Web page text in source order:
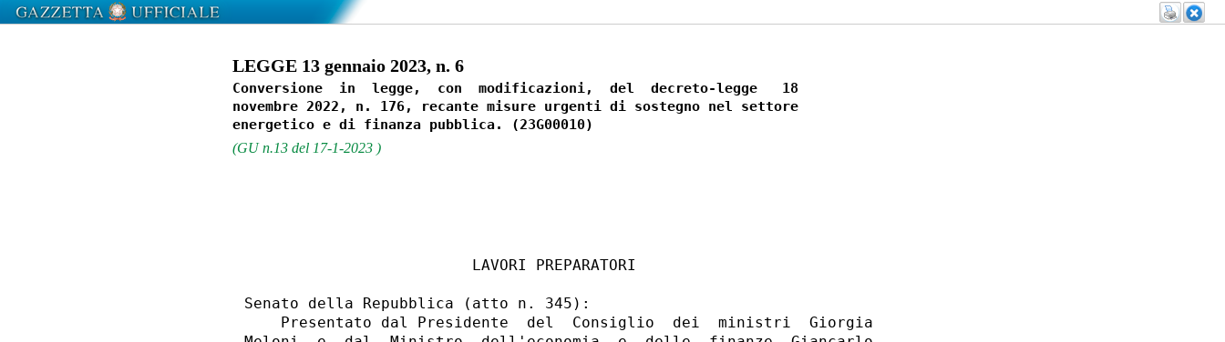
LEGGE 13 gennaio 2023, n. 6
Conversione  in  legge,  con  modificazioni,  del  decreto-legge   18
novembre 2022, n. 176, recante misure urgenti di sostegno nel settore
(GU n.13 del 17-1-2023 )
                         LAVORI PREPARATORI
Senato della Repubblica (atto n. 345):
    Presentato dal Presidente  del  Consiglio  dei  ministri  Giorgia